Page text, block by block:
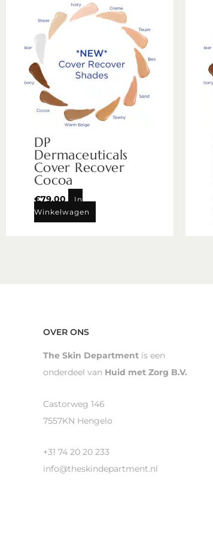
DP
Dermaceuticals
Cover Recover
Cocoa
€79,00
In
Winkelwagen
OVER ONS
The Skin Department is een
onderdeel van Huid met Zorg B.V.
Castorweg 146
7557KN Hengelo
+31 74 20 20 233
info@theskindepartment.nl